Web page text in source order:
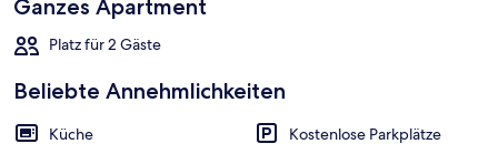
Ganzes Apartment
Platz für 2 Gäste
Beliebte Annehmlichkeiten
Küche
Kostenlose Parkplätze